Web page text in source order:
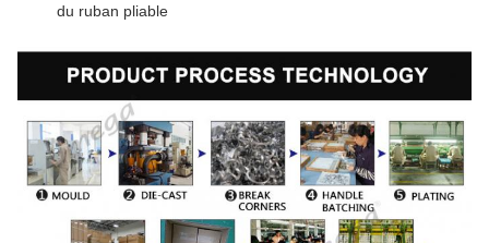
du ruban pliable